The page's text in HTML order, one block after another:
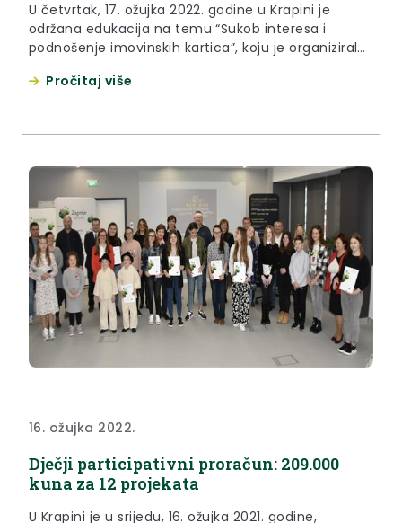
U četvrtak, 17. ožujka 2022. godine u Krapini je
održana edukacija na temu “Sukob interesa i
podnošenje imovinskih kartica”, koju je organiziralo
područja Krapinsko – zagorske županije.
Pročitaj više
16. ožujka 2022.
Dječji participativni proračun: 209.000
kuna za 12 projekata
U Krapini je u srijedu, 16. ožujka 2021. godine,